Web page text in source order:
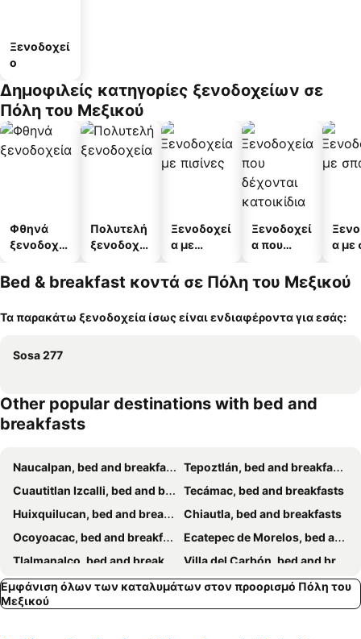
Ξενοδοχεί
ο
Δημοφιλείς κατηγορίες ξενοδοχείων σε
Πόλη του Μεξικού
Φθηνά
ξενοδοχεί
Πολυτελή
ξενοδοχεί
Ξενοδοχεί
α με
Ξενοδοχεί
α που
κατοικίδι
α
α με
Bed & breakfast κοντά σε Πόλη του Μεξικού
Τα παρακάτω ξενοδοχεία ίσως είναι ενδιαφέροντα για εσάς:
Sosa 277
Other popular destinations with bed and
breakfasts
Naucalpan, bed and breakfasts
Tepoztlán, bed and breakfasts
Cuautitlan Izcalli, bed and breakfasts
Tecámac, bed and breakfasts
Huixquilucan, bed and breakfasts
Chiautla, bed and breakfasts
Ocoyoacac, bed and breakfasts
Ecatepec de Morelos, bed and breakfasts
Tlalmanalco, bed and breakfasts
Villa del Carbón, bed and breakfasts
Nezahualcóyotl, bed and breakfasts
Teotihuacan de Arista, bed and breakfasts
Εμφάνιση όλων των καταλυμάτων στον προορισμό Πόλη του
Μεξικού